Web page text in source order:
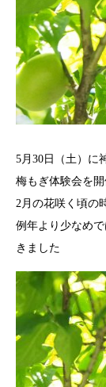
5月30日（土）に
梅もぎ体験会を
2月の花咲く頃の
例年より少なめ
きました